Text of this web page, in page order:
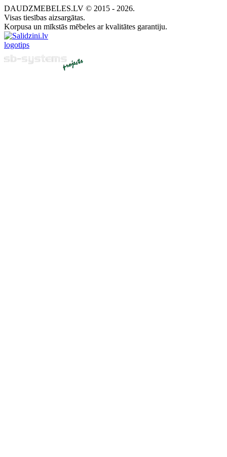
DAUDZMEBELES.LV © 2015 - 2026.
Visas tiesības aizsargātas.
Korpusa un mīkstās mēbeles ar kvalitātes garantiju.